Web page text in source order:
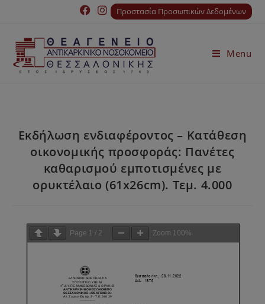
Προστασία Προσωπικών Δεδομένων
Menu
Εκδήλωση ενδιαφέροντος – Κατάθεση
οικονομικής προσφοράς: Πανέτες
καθαρισμού εμποτισμένες με
ορυκτέλαιο (61x26cm). Τεμ. 4.000
Page 1 / 2 Zoom 100%